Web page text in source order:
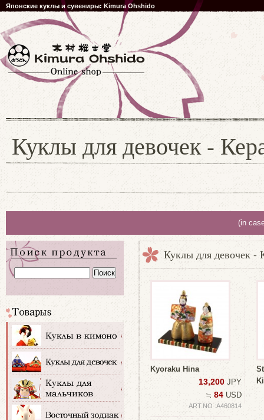
Японские куклы и сувениры: Kimura Ohshido
Куклы для девочек -
(in
Куклы для девочек -
Kyoraku Hina
13,200 JPY
≒ 84 USD
ART.NO :A460814